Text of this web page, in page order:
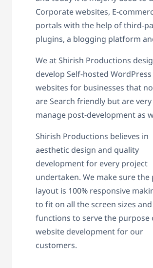
Corporate websites, E-
portals with the help of third-
plugins, a blogging platform
We at Shirish Productions
develop Self-hosted WordPress
websites for businesses that
are Search friendly but are
manage post-development as
Shirish Productions believes in
aesthetic design and quality
development for every project
undertaken. We make sure the
layout is 100% responsive
to fit on all the screen sizes and
functions to serve the purpose
website development for our
customers.